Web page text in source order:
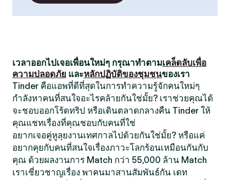
เวลาออกไปเจอเพื่อนใหม่ๆ กรุณาทำตามเคล็ดลับเพื่อ
ความปลอดภัย และหลักปฏิบัติของชุมชนของเรา
Tinder คือแอพที่ดีที่สุดในการทำความรู้จักคนใหม่ๆ
กำลังหาคนที่สนใจอะไรคล้ายกันใช่มั้ย? เราช่วยคุณได้
จะชอบออกโร้ดทริป หรือเดินตลาดกลางคืน Tinder ให้
คุณแชทเรื่องที่คุณชอบกับคนที่ใช่
อยากเจอคู่หูลุยงานเทศกาลไปด้วยกันใช่มั้ย? หรือแค่
อยากคุยกับคนที่สนใจเรื่องภาวะโลกร้อนเหมือนกันกับ
คุณ ด้วยผลงานการ Match กว่า 55,000 ล้าน Match
เราเชี่ยวชาญเรื่อง พาคนมาสานสัมพันธ์กัน เดท